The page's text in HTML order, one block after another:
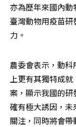
亦為歷年來國內
臺灣動物用疫苗
力。
農委會表示，動
上更有其獨特成
案，顯示我國的
確有極大誘因，
關注，同時將會